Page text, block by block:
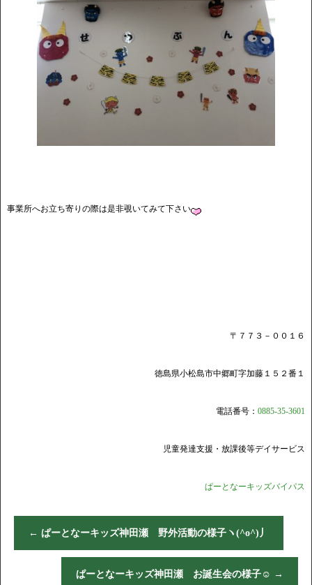
事業所へお立ち寄りの際は是非覗いてみて下さい
〒７７３－００１６
徳島県小松島市中郷町字加藤１５２番１
電話番号： 0885-35-3601
児童発達支援・放課後等デイサービス
ぱーとなーキッズバイパス
← ぱーとなーキッズ神田瀬 野外活動の様子ヽ(^o^)丿
ぱーとなーキッズ神田瀬 お誕生会の様子☺ →